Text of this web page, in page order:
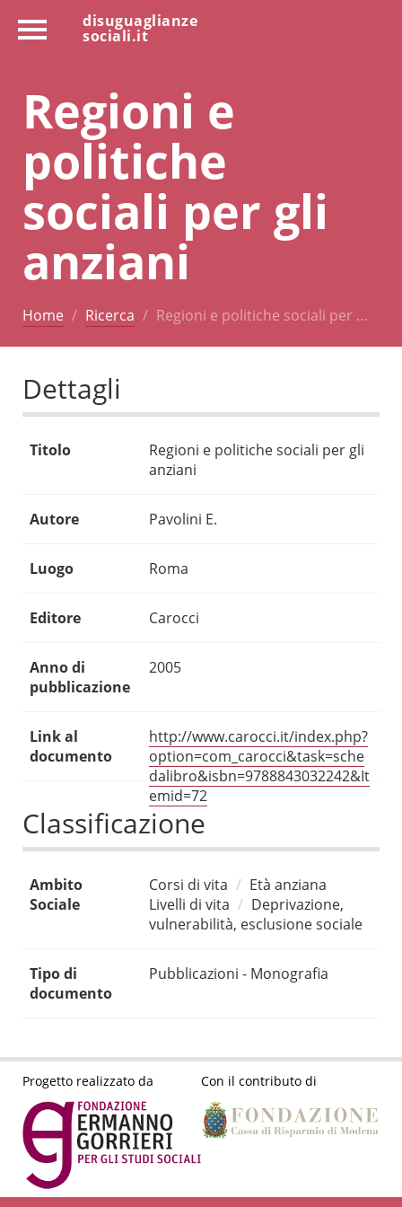
disuguaglianze
sociali.it
Regioni e
politiche
sociali per gli
anziani
Home Ricerca Regioni e politiche sociali per …
Dettagli
Titolo
Regioni e politiche sociali per gli
anziani
Autore Pavolini E.
Luogo Roma
Editore Carocci
Anno di
pubblicazione
2005
Link al
documento
http://www.carocci.it/index.php?
option=com_carocci&task=sche
dalibro&isbn=9788843032242&It
emid=72
Classificazione
Ambito
Sociale
Corsi di vita
Età anziana
Livelli di vita
Deprivazione,
vulnerabilità, esclusione sociale
Tipo di
documento
Pubblicazioni - Monografia
Progetto realizzato da Con il contributo di